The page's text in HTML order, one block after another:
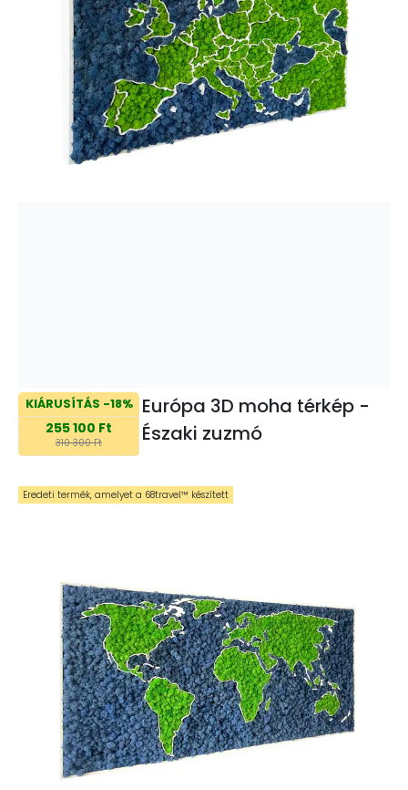
KIÁRUSÍTÁS -18%
255 100 Ft
310 300 Ft
Európa 3D moha térkép -
Északi zuzmó
Eredeti termék, amelyet a 68travel™️ készített